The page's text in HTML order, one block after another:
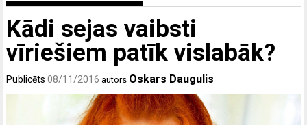
Kādi sejas vaibsti
vīriešiem patīk vislabāk?
Publicēts08/11/2016 autors Oskars Daugulis